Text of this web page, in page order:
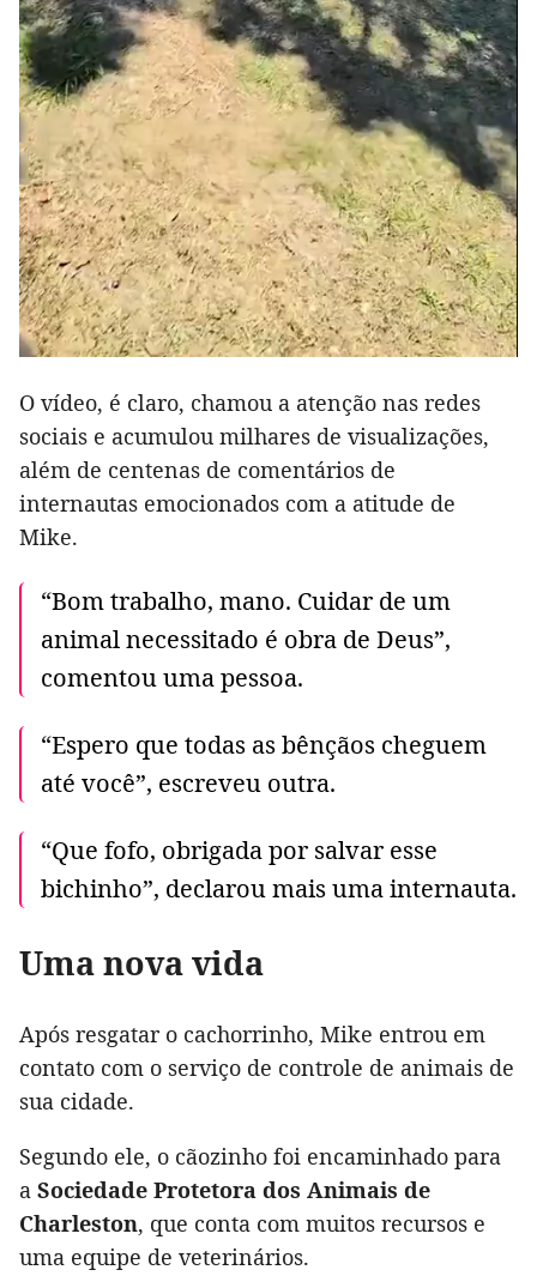
O vídeo, é claro, chamou a atenção nas redes
sociais e acumulou milhares de visualizações,
além de centenas de comentários de
internautas emocionados com a atitude de
Mike.
“Bom trabalho, mano. Cuidar de um
animal necessitado é obra de Deus”,
comentou uma pessoa.
“Espero que todas as bênçãos cheguem
até você”, escreveu outra.
“Que fofo, obrigada por salvar esse
bichinho”, declarou mais uma internauta.
Uma nova vida
Após resgatar o cachorrinho, Mike entrou em
contato com o serviço de controle de animais de
sua cidade.
Segundo ele, o cãozinho foi encaminhado para
a Sociedade Protetora dos Animais de
Charleston, que conta com muitos recursos e
uma equipe de veterinários.